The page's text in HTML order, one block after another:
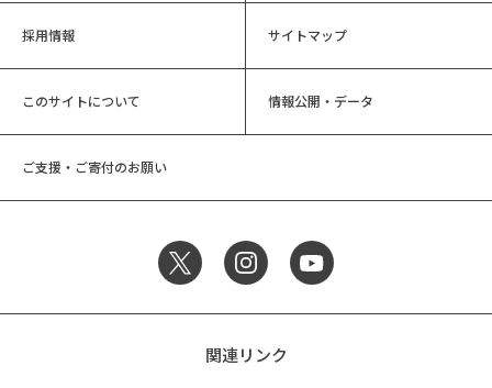
採用情報 サイトマップ
このサイトについて 情報公開・データ
ご支援・ご寄付のお願い
関連リンク